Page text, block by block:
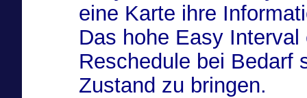
eine Karte ihre
Das hohe Easy
Reschedule bei Bedarf
Zustand zu bringen.